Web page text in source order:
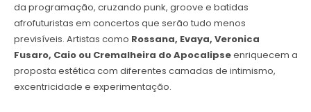
da programação, cruzando punk, groove e batidas
afrofuturistas em concertos que serão tudo menos
previsíveis. Artistas como Rossana, Evaya, Veronica
Fusaro, Caio ou Cremalheira do Apocalipseenriquecem a
proposta estética com diferentes camadas de intimismo,
excentricidade e experimentação.